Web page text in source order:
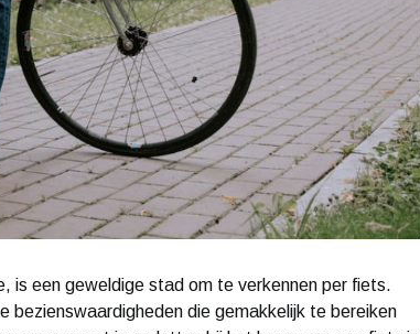
is een geweldige stad om te verkennen per fiets.
bezienswaardigheden die gemakkelijk te bereiken